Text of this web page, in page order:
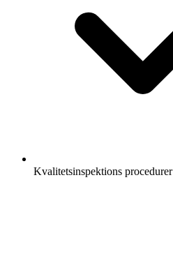
Kvalitetsinspektions procedurer